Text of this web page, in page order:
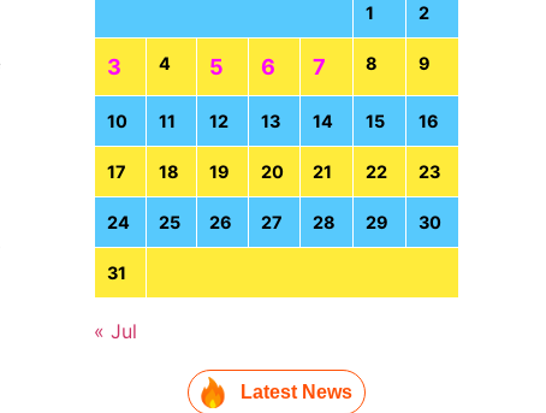
1 2
3 4 5 6 7 8 9
10 11 12 13 14 15 16
17 18 19 20 21 22 23
24 25 26 27 28 29 30
31
« Jul
Latest News